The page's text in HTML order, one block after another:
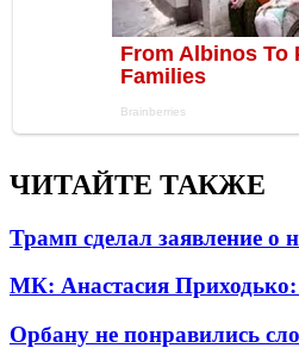
ЧИТАЙТЕ ТАКЖЕ
Трамп сделал заявление о
МК: Анастасия
Орбану не понравились